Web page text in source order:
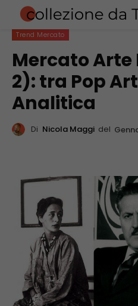
Trend Mercato
Mercato
2): tra Pop
Analitica
Di Nicola Maggi del